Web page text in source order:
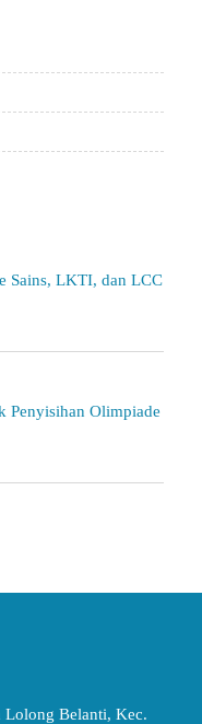
Sains, LKTI, dan LCC
Penyisihan Olimpiade
Belanti, Kec.